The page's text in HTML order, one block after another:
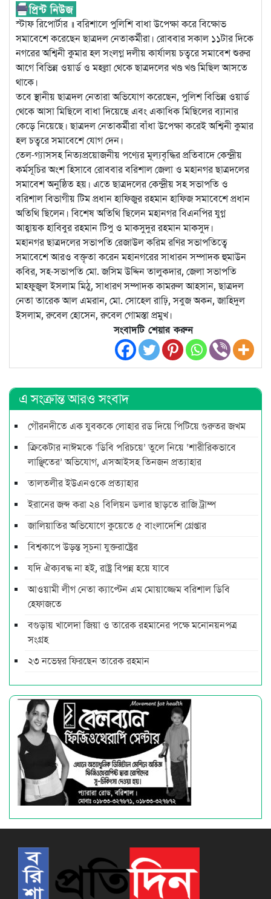
স্টাফ রিপোর্টার ॥ বরিশালে পুলিশি বাধা উপেক্ষা করে বিক্ষোভ
সমাবেশে করেছেন ছাত্রদল নেতাকর্মীরা। রোববার সকাল ১১টার দিকে
নগরের অশ্বিনী কুমার হল সংলগ্ন দলীয় কার্যালয় চত্বরে সমাবেশ শুরুর
আগে বিভিন্ন ওয়ার্ড ও মহল্লা থেকে ছাত্রদলের খণ্ড খণ্ড মিছিল আসতে
থাকে।
তবে স্থানীয় ছাত্রদল নেতারা অভিযোগ করেছেন, পুলিশ বিভিন্ন ওয়ার্ড
থেকে আসা মিছিলে বাধা দিয়েছে এবং একাধিক মিছিলের ব্যানার
কেড়ে নিয়েছে। ছাত্রদল নেতাকর্মীরা বাঁধা উপেক্ষা করেই অশ্বিনী কুমার
হল চত্বরে সমাবেশে যোগ দেন।
তেল-গ্যাসসহ নিত্যপ্রয়োজনীয় পণ্যের মূল্যবৃদ্ধির প্রতিবাদে কেন্দ্রীয়
কর্মসূচির অংশ হিসাবে রোববার বরিশাল জেলা ও মহানগর ছাত্রদলের
সমাবেশ অনুষ্ঠিত হয়। এতে ছাত্রদলের কেন্দ্রীয় সহ সভাপতি ও
বরিশাল বিভাগীয় টিম প্রধান হাফিজুর রহমান হাফিজ সমাবেশে প্রধান
অতিথি ছিলেন। বিশেষ অতিথি ছিলেন মহানগর বিএনপির যুগ্ন
আহ্বায়ক হাবিবুর রহমান টিপু ও মাকসুদুর রহমান মাকসুদ।
মহানগর ছাত্রদলের সভাপতি রেজাউল করিম রণির সভাপতিত্বে
সমাবেশে আরও বক্তৃতা করেন মহানগরের সাধারন সম্পাদক হুমাউন
কবির, সহ-সভাপতি মো. জসিম উদ্দিন তালুকদার, জেলা সভাপতি
মাহফুজুল ইসলাম মিঠু, সাধারণ সম্পাদক কামরুল আহসান, ছাত্রদল
নেতা তারেক আল এমরান, মো. সোহেল রাঢ়ি, সবুজ অকন, জাহিদুল
ইসলাম, রুবেল হোসেন, রুবেল গোমস্তা প্রমুখ।
সংবাদটি শেয়ার করুন
এ সংক্রান্ত আরও সংবাদ
গৌরনদীতে এক যুবককে লোহার রড দিয়ে পিটিয়ে গুরুতর জখম
ক্রিকেটার নাঈমকে ‘ডিবি পরিচয়ে’ তুলে নিয়ে ‘শারীরিকভাবে
লাঞ্ছিতের’ অভিযোগ, এসআইসহ তিনজন প্রত্যাহার
তালতলীর ইউএনওকে প্রত্যাহার
ইরানের জব্দ করা ২৪ বিলিয়ন ডলার ছাড়তে রাজি ট্রাম্প
জালিয়াতির অভিযোগে কুয়েতে ৫ বাংলাদেশি গ্রেপ্তার
বিশ্বকাপে উড়ন্ত সূচনা যুক্তরাষ্ট্রের
যদি ঐক্যবদ্ধ না হই, রাষ্ট্র বিপন্ন হয়ে যাবে
আওয়ামী লীগ নেতা ক্যাপ্টেন এম মোয়াজ্জেম বরিশাল ডিবি
হেফাজতে
বগুড়ায় খালেদা জিয়া ও তারেক রহমানের পক্ষে মনোনয়নপত্র
সংগ্রহ
২৩ নভেম্বর ফিরছেন তারেক রহমান